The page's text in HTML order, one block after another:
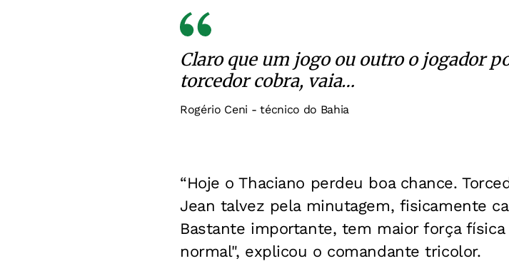
Claro que um jogo ou outro o jogador
torcedor cobra, vaia…
Rogério Ceni - técnico do Bahia
“Hoje o Thaciano perdeu boa chance.
Jean talvez pela minutagem, fisicamente
Bastante importante, tem maior força
normal", explicou o comandante tricolor.